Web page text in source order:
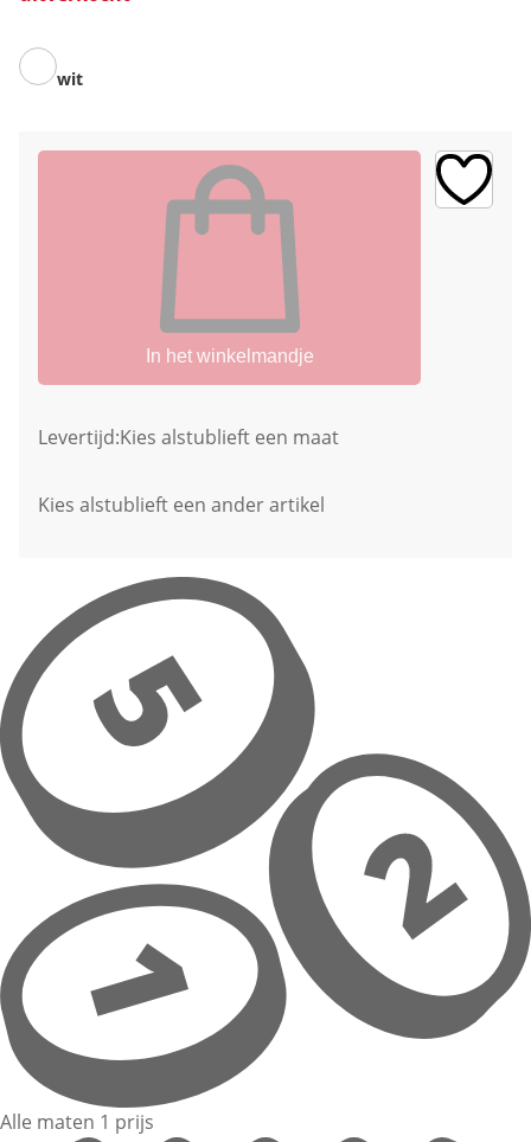
wit
In het winkelmandje
Levertijd:Kies alstublieft een maat
Kies alstublieft een ander artikel
Alle maten 1 prijs